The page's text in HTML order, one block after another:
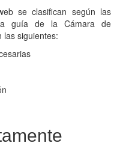
se clasifican según las
guía de la Cámara de
las siguientes: